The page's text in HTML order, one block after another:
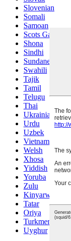
Slovenian
Somali
Samoan
Scots Gaelic
Shona
Sindhi
Sundanese
Swahili
Tajik
Tamil
Telugu
Thai
Ukrainian
Urdu
Uzbek
Vietnamese
Welsh
Xhosa
Yiddish
Yoruba
Zulu
Kinyarwanda
Tatar
Oriya
Turkmen
Uyghur